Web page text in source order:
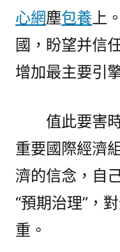
心網塵包養 上
國，盼望并信
增加最主要引
值此要害
重要國際經濟
濟的信念，自
“預期治理”，
重。